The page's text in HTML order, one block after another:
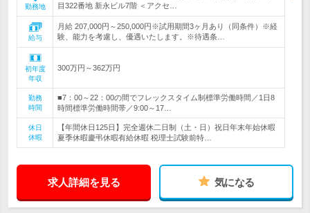
勤務地
目322番地 新永ビル7階 ＜アクセ…
給与
月給 207,000円～250,000円※試用期間3ヶ月あり（同条件）※経
験、能力を考慮し、優遇いたします。※待遇条…
初年度
年収
300万円～362万円
勤務
時間
■7：00～22：00の間でフレックスタイム制標準労働時間／1日8
時間標準労働時間帯／9:00～17…
休日
休暇
【年間休日125日】完全週休二日制（土・日）祝日年末年始休暇
夏季休暇慶弔休暇有給休暇 税理士試験前特…
求人詳細を見る 気になる